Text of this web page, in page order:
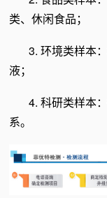
类、休闲食品；
3. 环境类样本
液；
4. 科研类样本
系。